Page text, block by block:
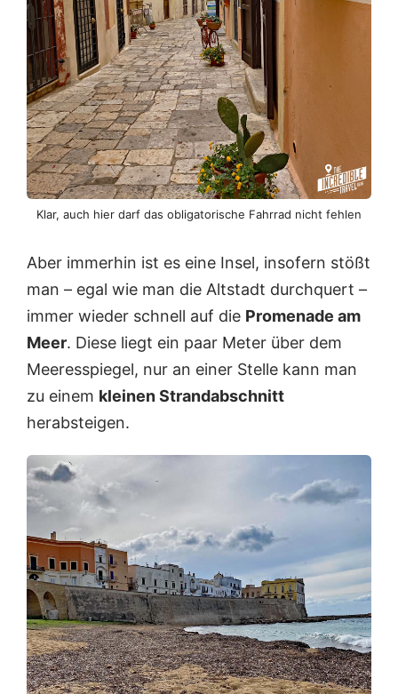
Klar, auch hier darf das obligatorische Fahrrad nicht fehlen
Aber immerhin ist es eine Insel, insofern stößt
man – egal wie man die Altstadt durchquert –
immer wieder schnell auf die Promenade am
Meer. Diese liegt ein paar Meter über dem
Meeresspiegel, nur an einer Stelle kann man
zu einem kleinen Strandabschnitt
herabsteigen.